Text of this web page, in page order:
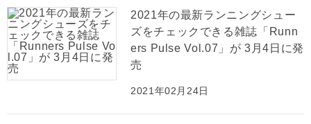
2021年の最新ランニングシュー
ズをチェックできる雑誌「Runn
ers Pulse Vol.07」が 3月4日に発
売
2021年02月24日